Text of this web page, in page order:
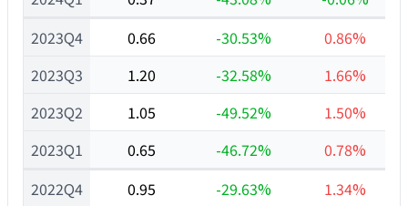
2023Q4
2023Q3
2023Q2
2023Q1
2022Q4
0.66
-30.53%
0.86%
1.20
-32.58%
1.66%
1.05
-49.52%
1.50%
0.65
-46.72%
0.78%
0.95
-29.63%
1.34%